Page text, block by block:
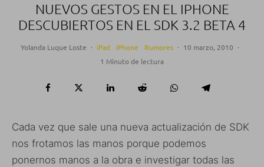
NUEVOS GESTOS EN EL IPHONE
DESCUBIERTOS EN EL SDK 3.2 BETA 4
Yolanda Luque Loste · iPad iPhone Rumores · 10 marzo, 2010 ·
1 Minuto de lectura
Cada vez que sale una nueva actualización de SDK
nos frotamos las manos porque podemos
ponernos manos a la obra e investigar todas las